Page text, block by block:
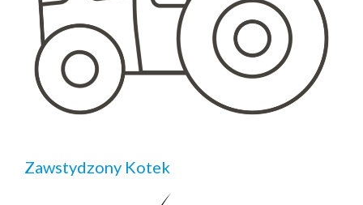
Zawstydzony Kotek